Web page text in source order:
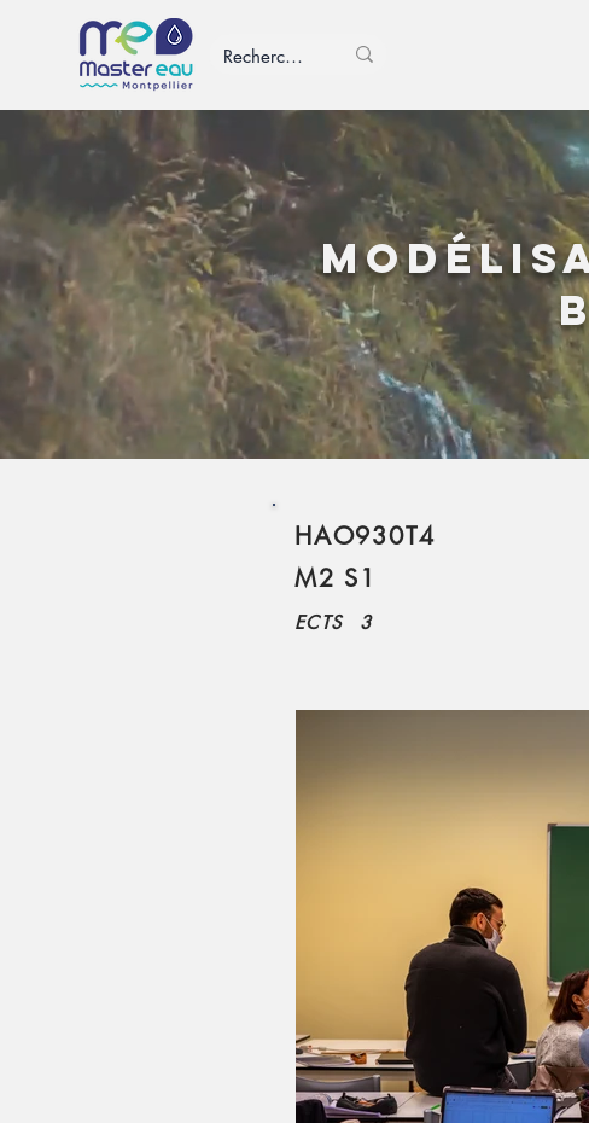
HAO930T4
M2 S1
ECTS 3